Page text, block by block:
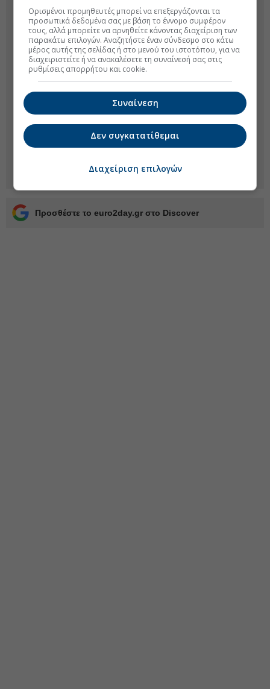
Προσθέστε το euro2day.gr στο Discover
Ορισμένοι προμηθευτές μπορεί να επεξεργάζονται τα
προσωπικά δεδομένα σας με βάση το έννομο συμφέρον
τους, αλλά μπορείτε να αρνηθείτε κάνοντας διαχείριση των
παρακάτω επιλογών. Αναζητήστε έναν σύνδεσμο στο κάτω
μέρος αυτής της σελίδας ή στο μενού του ιστοτόπου, για να
διαχειριστείτε ή να ανακαλέσετε τη συναίνεσή σας στις
ρυθμίσεις απορρήτου και cookie.
Συναίνεση
Δεν συγκατατίθεμαι
Διαχείριση επιλογών